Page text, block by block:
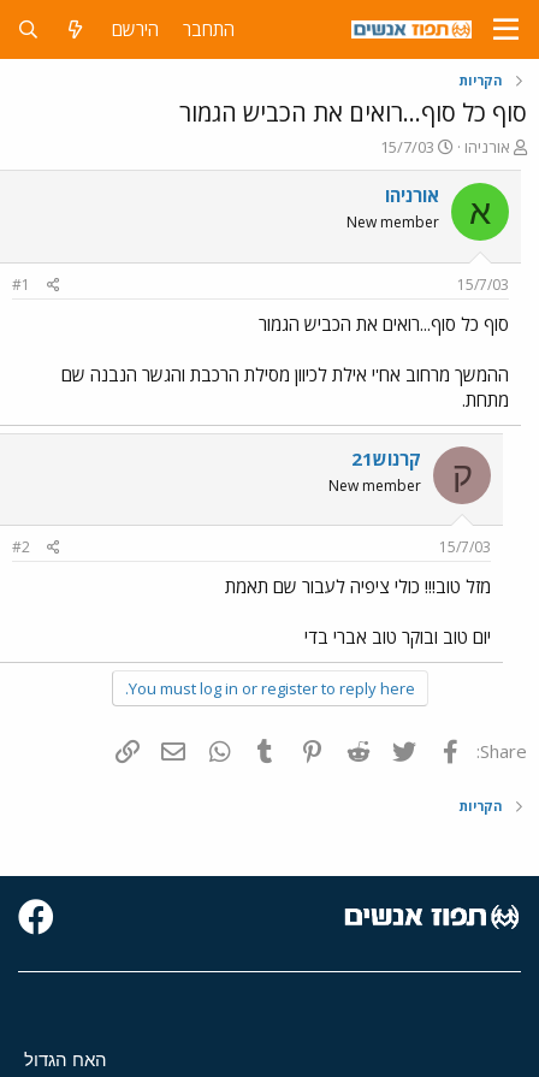
התחבר הירשם
הקריות
סוף כל סוף...רואים את הכביש הגמור
פ
ו
ת
ח
ה
ש
א
אורניהו
פ
ו
ר
ם
ר
15/7/03
א אורניהו
New member
15/7/03
#1
סוף כל סוף...רואים את הכביש הגמור
ההמשך מרחוב אח'י אילת לכיוון מסילת הרכבת והגשר הנבנה שם
מתחת.
ק קרנוש21
New member
15/7/03
#2
מזל טוב!!! כולי ציפיה לעבור שם תאמת
יום טוב ובוקר טוב אברי בדי
You must log in or register to reply here.
Share: פייסבוק Twitter
Reddit
Pinterest
Tumblr
WhatsAppדואר אלקטרוני
הקריות
האח הגדול